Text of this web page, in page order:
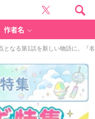
作者名
となる第1話を新しい物語に。『